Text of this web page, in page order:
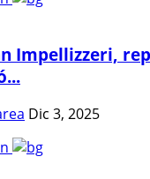
Impellizzeri,
Dic 3, 2025